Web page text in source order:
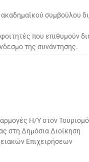
συμβούλου
που επιθυμούν
της συνάντησης.
Η/Υ στον Τουρισμό
στη Δημόσια Διοίκηση
Επιχειρήσεων